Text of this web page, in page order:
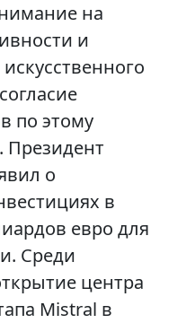
на
и
по этому
Президент
о
в
евро для
Среди
центра
Mistral в